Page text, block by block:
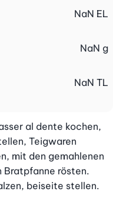
NaN EL
NaN g
NaN TL
al dente kochen,
Teigwaren
mit den gemahlenen
Bratpfanne rösten.
beiseite stellen.